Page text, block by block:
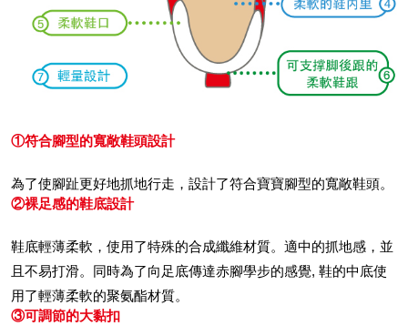
①符合腳型的寬敞鞋頭設計
為了使腳趾更好地抓地行走，設計了符合寶寶腳型的寬敞鞋頭。
②裸足感的鞋底設計
鞋底輕薄柔軟，使用了特殊的合成纖維材質。適中的抓地感，並
且不易打滑。同時為了向足底傳達赤腳學步的感覺, 鞋的中底使
用了輕薄柔軟的聚氨酯材質。
③可調節的大黏扣